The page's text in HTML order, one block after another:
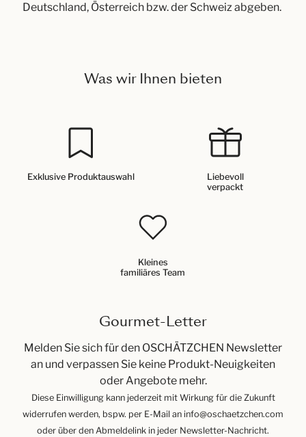
Deutschland, Österreich bzw. der Schweiz abgeben.
Was wir Ihnen bieten
Exklusive Produktauswahl
Liebevoll
verpackt
Kleines
familiäres Team
Gourmet-Letter
Melden Sie sich für den OSCHÄTZCHEN Newsletter
an und verpassen Sie keine Produkt-Neuigkeiten
oder Angebote mehr.
Diese Einwilligung kann jederzeit mit Wirkung für die Zukunft
widerrufen werden, bspw. per E-Mail an info@oschaetzchen.com
oder über den Abmeldelink in jeder Newsletter-Nachricht.